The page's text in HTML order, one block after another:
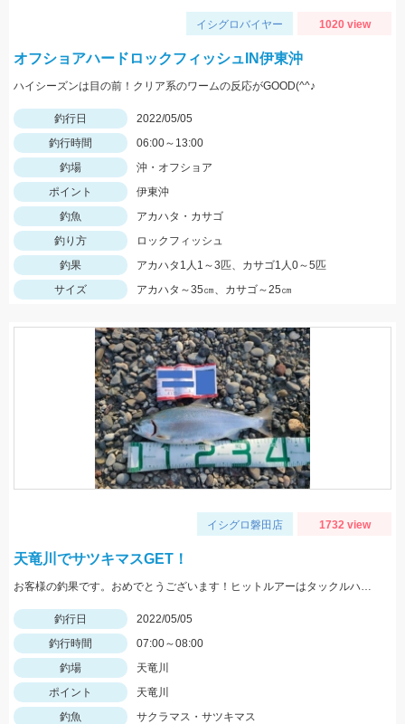
イシグロバイヤー 1020 view
オフショアハードロックフィッシュIN伊東沖
ハイシーズンは目の前！クリア系のワームの反応がGOOD(^^♪
釣行日
2022/05/05
釣行時間
06:00～13:00
釣場
沖・オフショア
ポイント
伊東沖
釣魚
アカハタ・カサゴ
釣り方
ロックフィッシュ
釣果
アカハタ1人1～3匹、カサゴ1人0～5匹
サイズ
アカハタ～35㎝、カサゴ～25㎝
イシグロ磐田店 1732 view
天竜川でサツキマスGET！
お客様の釣果です。おめでとうございます！ヒットルアーはタックルハウスのローリングベイト77/15gです。
釣行日
2022/05/05
釣行時間
07:00～08:00
釣場
天竜川
ポイント
天竜川
釣魚
サクラマス・サツキマス